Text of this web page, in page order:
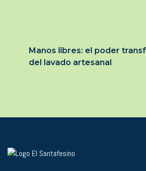
Manos libres: el poder
del lavado artesanal